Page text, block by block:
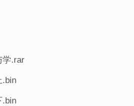
学.rar
.bin
.bin